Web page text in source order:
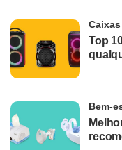
Top
Bem-